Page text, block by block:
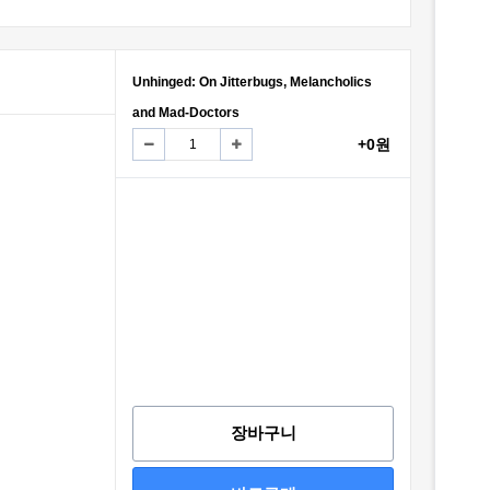
Unhinged: On Jitterbugs, Melancholics
and Mad-Doctors
+0원
장바구니